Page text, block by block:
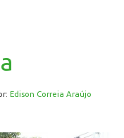
Edison Correia Araújo